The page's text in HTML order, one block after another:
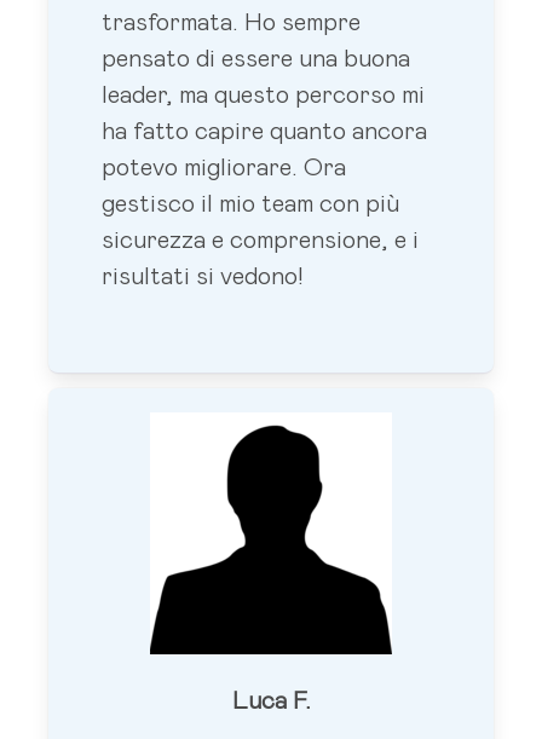
trasformata. Ho sempre
pensato di essere una buona
leader, ma questo percorso mi
ha fatto capire quanto ancora
potevo migliorare. Ora
gestisco il mio team con più
sicurezza e comprensione, e i
risultati si vedono!
Luca F.